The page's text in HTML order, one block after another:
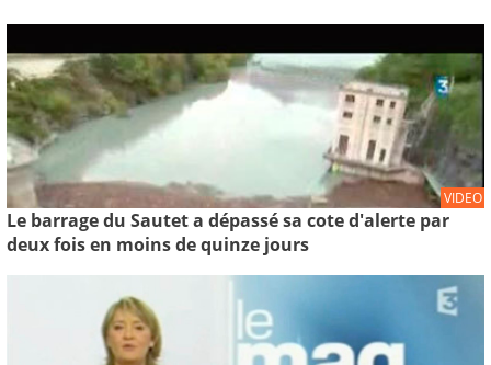
VIDEO
Le barrage du Sautet a dépassé sa cote d'alerte par
deux fois en moins de quinze jours